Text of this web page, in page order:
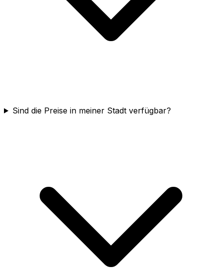
Sind die Preise in meiner Stadt verfügbar?